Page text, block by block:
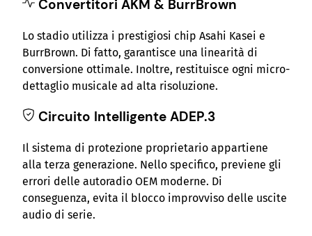
i
O
u
t
u
n
t
i
t
à
Convertitori AKM & BurrBrown
Lo stadio utilizza i prestigiosi chip Asahi Kasei e
BurrBrown. Di fatto, garantisce una linearità di
conversione ottimale. Inoltre, restituisce ogni micro-
dettaglio musicale ad alta risoluzione.
Circuito Intelligente ADEP.3
Il sistema di protezione proprietario appartiene
alla terza generazione. Nello specifico, previene gli
errori delle autoradio OEM moderne. Di
conseguenza, evita il blocco improvviso delle uscite
audio di serie.